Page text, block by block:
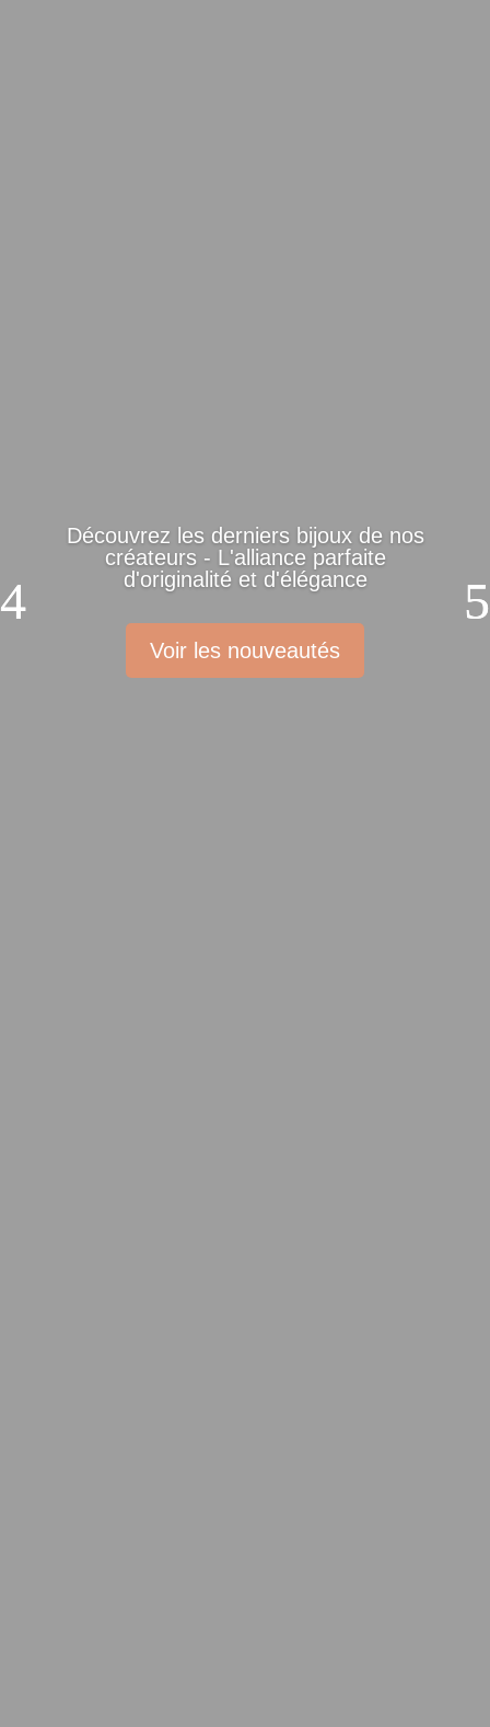
Découvrez les derniers bijoux de nos
créateurs - L'alliance parfaite
d'originalité et d'élégance
Voir les nouveautés